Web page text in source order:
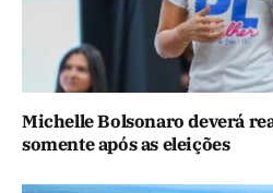
Michelle Bolsonaro deverá
somente após as eleições